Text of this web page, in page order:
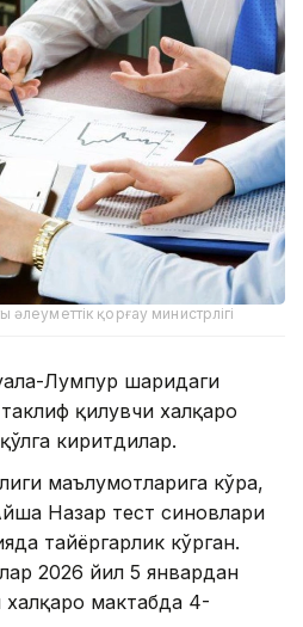
қорғау министрлігі
Лумпур шаҳридаги
қилувчи халқаро
киритдилар.
маълумотларига кўра,
Назар тест синовлари
тайёргарлик кўрган.
2026 йил 5 январдан
мактабда 4-